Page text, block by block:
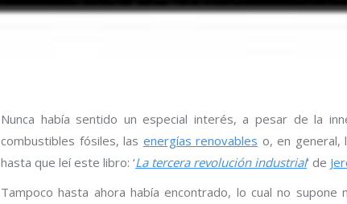
Nunca había sentido un especial interés, a pesar de la
combustibles fósiles, las energías renovables o, en general,
hasta que leí este libro: ‘La tercera revolución industrial‘ de
Tampoco hasta ahora había encontrado, lo cual no